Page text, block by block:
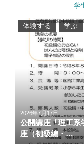
学
2026年7月17日
公開講座「理工系
座（初級編・…
体験する 学ぶ